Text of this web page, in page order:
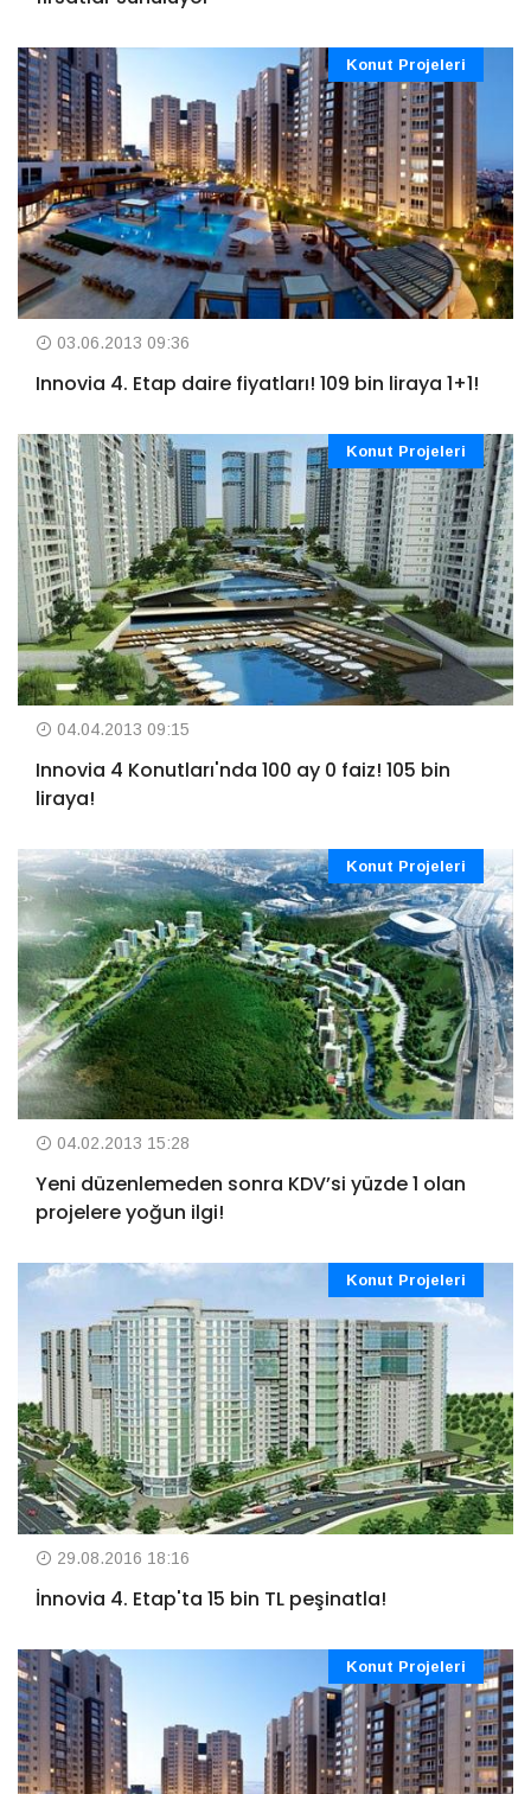
Konut Projeleri
03.06.2013 09:36
Innovia 4. Etap daire fiyatları! 109 bin liraya 1+1!
Konut Projeleri
04.04.2013 09:15
Innovia 4 Konutları'nda 100 ay 0 faiz! 105 bin
liraya!
Konut Projeleri
04.02.2013 15:28
Yeni düzenlemeden sonra KDV’si yüzde 1 olan
projelere yoğun ilgi!
Konut Projeleri
29.08.2016 18:16
İnnovia 4. Etap'ta 15 bin TL peşinatla!
Konut Projeleri